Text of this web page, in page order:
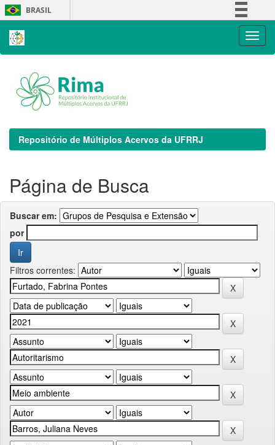
Skip
navigation
BRASIL
Repositório de Múltiplos Acervos da UFRRJ
Página de Busca
Buscar em:
por
Filtros correntes: